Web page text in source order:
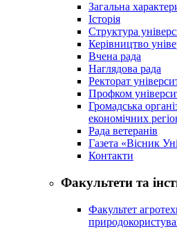
Загальна
Історія
Структура
Керівництво
Вчена рада
Наглядова рада
Ректорат
Профком
Громадська
економічних
Рада ветеранів
Газета «Вісник
Контакти
Факультети та
Факультет